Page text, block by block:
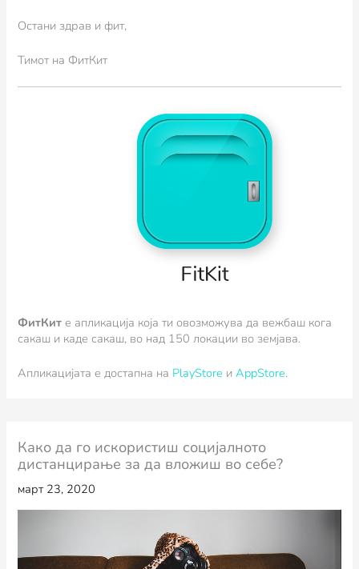
Остани здрав и фит,
Тимот на ФитКит
ФитКитe апликација која ти овозможува да вежбаш кога
сакаш и каде сакаш, во над 150 локации во земјава.
Апликацијата е достапна на PlayStore и AppStore.
Како да го искористиш социјалното
дистанцирање за да вложиш во себе?
март 23, 2020